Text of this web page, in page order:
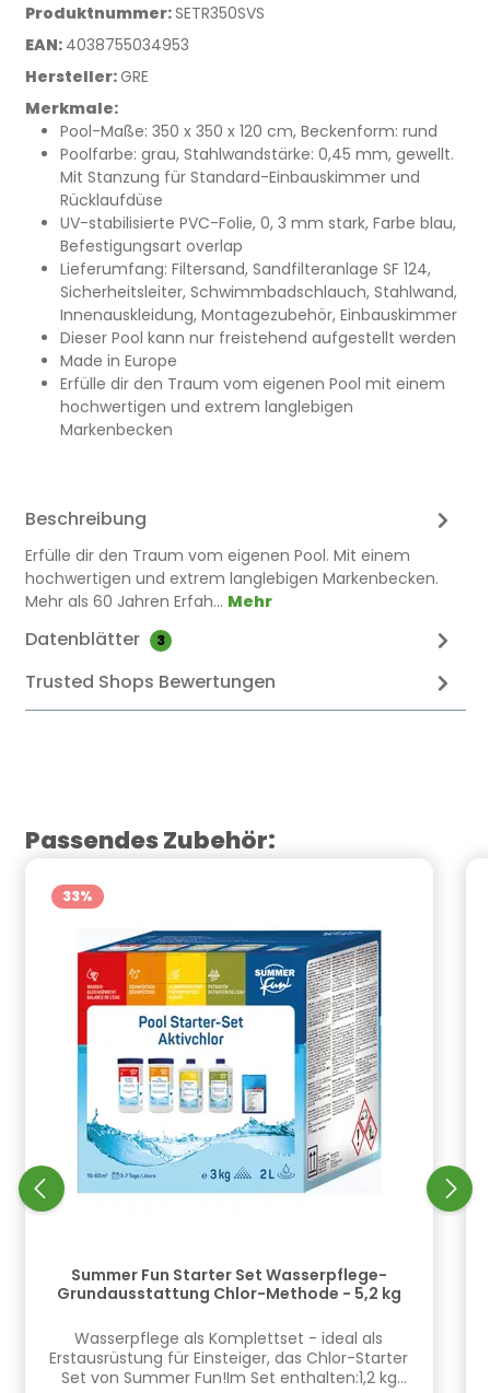
Produktnummer:SETR350SVS
EAN: 4038755034953
Hersteller:GRE
Merkmale:
Pool-Maße: 350 x 350 x 120 cm, Beckenform: rund
Poolfarbe: grau, Stahlwandstärke: 0,45 mm, gewellt.
Mit Stanzung für Standard-Einbauskimmer und
Rücklaufdüse
UV-stabilisierte PVC-Folie, 0, 3 mm stark, Farbe blau,
Befestigungsart overlap
Lieferumfang: Filtersand, Sandfilteranlage SF 124,
Sicherheitsleiter, Schwimmbadschlauch, Stahlwand,
Innenauskleidung, Montagezubehör, Einbauskimmer
Dieser Pool kann nur freistehend aufgestellt werden
Made in Europe
Erfülle dir den Traum vom eigenen Pool mit einem
hochwertigen und extrem langlebigen
Markenbecken
Beschreibung
Erfülle dir den Traum vom eigenen Pool. Mit einem
hochwertigen und extrem langlebigen Markenbecken.
Mehr als 60 Jahren Erfah… Mehr
Datenblätter 3
Trusted Shops Bewertungen
Produktgalerie überspringen
Passendes Zubehör:
33%
Summer Fun Starter Set Wasserpflege-
Grundausstattung Chlor-Methode - 5,2 kg
​Wasserpflege als Komplettset - ideal als
Erstausrüstung für Einsteiger, das Chlor-Starter
Set von Summer Fun!Im Set enthalten:1,2 kg